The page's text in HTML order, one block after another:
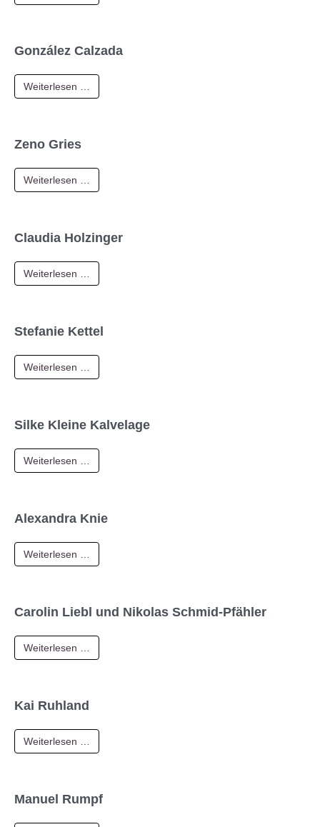
González Calzada
Weiterlesen …
Zeno Gries
Weiterlesen …
Claudia Holzinger
Weiterlesen …
Stefanie Kettel
Weiterlesen …
Silke Kleine Kalvelage
Weiterlesen …
Alexandra Knie
Weiterlesen …
Carolin Liebl und Nikolas Schmid-Pfähler
Weiterlesen …
Kai Ruhland
Weiterlesen …
Manuel Rumpf